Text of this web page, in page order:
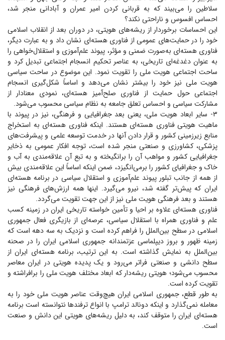
سلاطین را می‌بیند که به قربانی کردن امیر عمران و آبادانی منجر شد،
احساس افسوس و ناراحتی نکند؟
این احساسات برخوردار از ریشه‌های هویتی، در دوران بعد از انقلاب اسلامی
خود را در حمایت‌های عمومی از فناوری هسته‌ای نشان داد و به عبارت دیگر،
فناوری هسته‌ای به‌صورت ضمنی و مؤثر، پیوند علم‌آموزی و استقلال‌خواهی را
به عنوان دغدغه‌ای تاریخی، به عناصر تحکیم انسجام اجتماعی تبدیل کرد و
ساحت اجتماعی هویت ملی را تقویت نمود. این موضوع در ساحت سیاسی
هویت ملی نیز خود را بیشتر نشان می‌دهد و اساساً شکل‌گیری انسجام
اجتماعی حول حمایت از فناوری صلح‌آمیز هسته‌ای، نمودی معنادار از
مشارکت سیاسی و احساس تعلق جامعه به نظام سیاسی محسوب می‌شود.
۳- سایر ابعاد هویت ملی، یعنی بعد جغرافیایی و فرهنگی، نیز در پیوند با
ماهیت هویتی فناوری هسته‌ای هستند. اینکه فناوری هسته‌ای به استخراج
منابع زیرزمینی کشور و قرار دادن آنها در خدمت توسعه علمی و پیشرفت‌های
پزشکی، کشاورزی و صنعتی منجر شده است، توجه افکار عمومی به ذخایر
جغرافیایی کشور و مواهب آن را برانگیخته و به تبع آن علاقه‌مندی به آب و
خاک و جغرافیای کشور را برمی‌انگیزد، ضمن اینکه اساساً این علاقه‌مندی بیش
از همه از جانب تبلور پیوند علم‌آموزی و استقلال سیاسی در برنامه هسته‌ای
ایران که پیش‌تر گفته شد، نیرو می‌گیرد. اینها همه ارزش‌های فرهنگی نیز
هستند و بعد فرهنگی هویت ملی نیز از این جهت تقویت می‌گردد.
فناوری هسته‌ای علاوه بر احیا و تأمین خواسته تاریخی ایران در زمینه کسب
علم و فناوری همراه با استقلال سیاسی، عرصه‌ای از بازیگری فعال جمهوری
اسلامی در سطح بین‌الملل را فراهم کرده است و نزدیک به سه دهه است که
زمینه ظهور و بروز دیپلماسی عزتمندانه جمهوری اسلامی ایران را در صحنه
بین‌الملل به نمایش گذاشته است. به این ترتیب، برنامه هسته‌ای ایران از
سطح دانشی و صنعتی فراتر می‌رود و یک پدیده هویتی در ایران معاصر
محسوب می‌شود؛ هویتی ریشه‌دار که ابعاد مختلف هویت ملی را برافراشته و
تقویت کرده است.
به طور قطع، جمهوری اسلامی ایران هیچ‌وقت عناصر هویت ملی خود را به
معامله نمی‌گذارد و اینکه دونالد ترامپ با انواع ترفند‌ها نتوانسته است برنامه
هسته‌ای ایران را متوقف کند، به دلیل ریشه‌های هویتی این دانش و صنعت
است.